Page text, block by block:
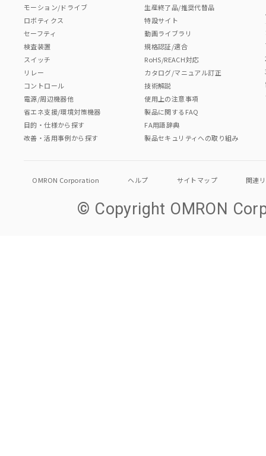
モーション/ドライブ
ロボティクス
セーフティ
検査装置
スイッチ
リレー
コントロール
電源/周辺機器他
省エネ支援/環境対策機器
目的・仕様から探す
改善・活用事例から探す
生産終了品/推奨代替品
特設サイト
動画ライブラリ
規格認証/適合
RoHS/REACH対応
カタログ/マニュアル訂正
技術解説
使用上の注意事項
製品に関するFAQ
FA用語辞典
製品セキュリティへの取り組み
OMRON Corporation ヘルプ サイトマップ 関連
© Copyright OMRON